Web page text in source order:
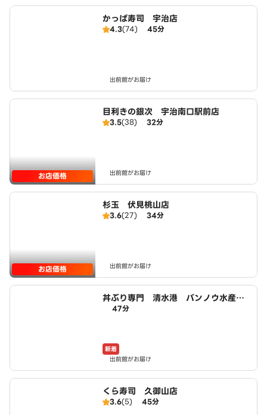
かっぱ寿司 宇治店
4.3(74) 45分
出前館がお届け
お店価格
目利きの銀次 宇治南口駅前店
3.5(38) 32分
出前館がお届け
お店価格
杉玉 伏見桃山店
3.6(27) 34分
出前館がお届け
丼ぶり専門 清水港 バンノウ水産
宇治店
47分
新着
出前館がお届け
くら寿司 久御山店
3.6(5) 45分